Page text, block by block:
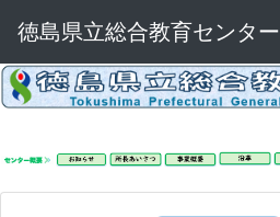
徳島県立総合教育センター